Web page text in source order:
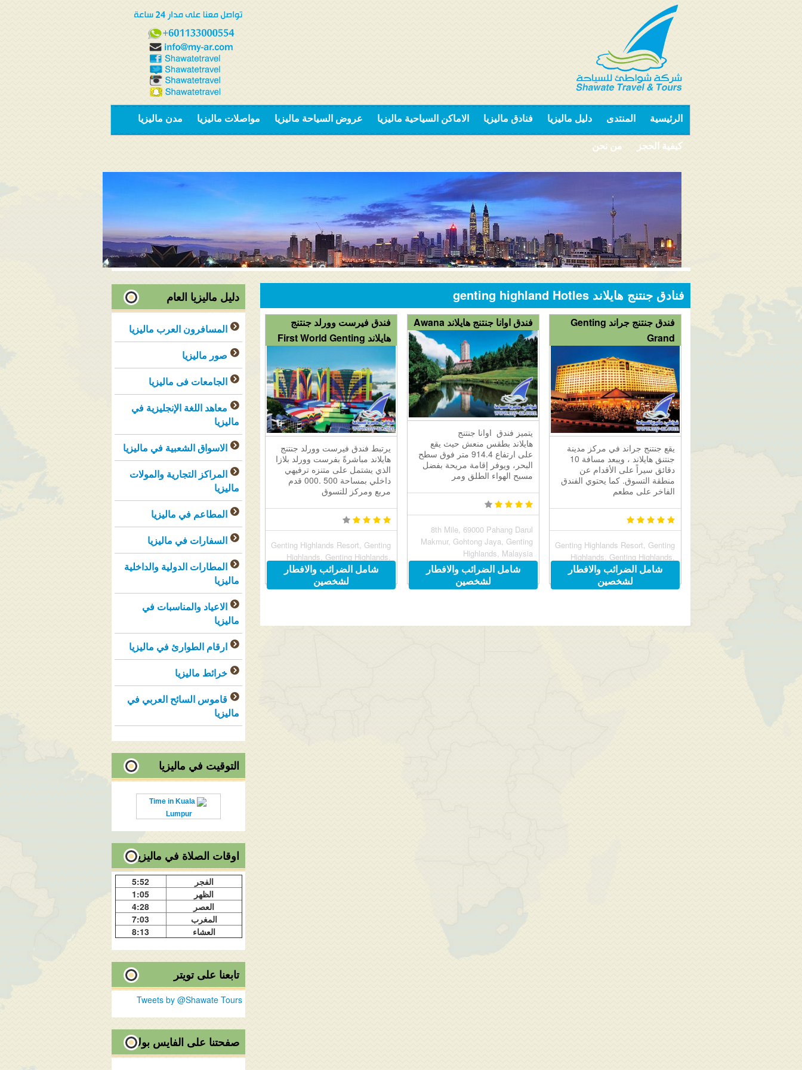
الرئيسية المنتدى دليل ماليزيا فنادق ماليزيا الاماكن السياحية ماليزيا عروض السياحة ماليزيا مواصلات ماليزيا مدن ماليزيا
كيفية الحجز من نحن
فنادق جنتنج هايلاند genting highland Hotles
فندق فيرست وورلد جنتنج
هايلاند First World Genting
يرتبط فندق فيرست وورلد جنتنج
هايلاند مباشرةً بفرست وورلد بلازا
الذي يشتمل على متنزه ترفيهي
داخلي بمساحة 500 .000 قدم
مربع ومركز للتسوق
Genting Highlands Resort, Genting
Highlands, Genting Highlands,
Malaysia 69000
شامل الضرائب والافطار
لشخصين
فندق اوانا جنتنج هايلاند Awana
يتميز فندق اوانا جنتنج
هايلاند بطقس منعش حيث يقع
على ارتفاع 914.4 متر فوق سطح
البحر، ويوفر إقامة مريحة بفضل
مسبح الهواء الطلق ومر
8th Mile, 69000 Pahang Darul
Makmur, Gohtong Jaya, Genting
Highlands, Malaysia
شامل الضرائب والافطار
لشخصين
فندق جنتنج جراند Genting
Grand
يقع جنتنج جراند في مركز مدينة
جنتنق هايلاند ، ويبعد مسافة 10
دقائق سيراً على الأقدام عن
منطقة التسوق. كما يحتوي الفندق
الفاخر على مطعم
Genting Highlands Resort, Genting
Highlands, Genting Highlands,
Malaysia 69000
شامل الضرائب والافطار
لشخصين
دليل ماليزيا العام
المسافرون العرب ماليزيا
صور ماليزيا
الجامعات فى ماليزيا
معاهد اللغة الإنجليزية في
ماليزيا
الاسواق الشعبية في ماليزيا
المراكز التجارية والمولات
ماليزيا
المطاعم في ماليزيا
السفارات في ماليزيا
المطارات الدولية والداخلية
ماليزيا
الاعياد والمناسبات في
ماليزيا
ارقام الطوارئ في ماليزيا
خرائط ماليزيا
قاموس السائح العربي في
ماليزيا
التوقيت في ماليزيا
Time in Kuala
Lumpur
اوقات الصلاة في ماليزيا
الفجر
5:52
الظهر
1:05
العصر
4:28
المغرب
7:03
العشاء
8:13
تابعنا على تويتر
Tweets by @Shawate Tours
صفحتنا على الفايس بوك